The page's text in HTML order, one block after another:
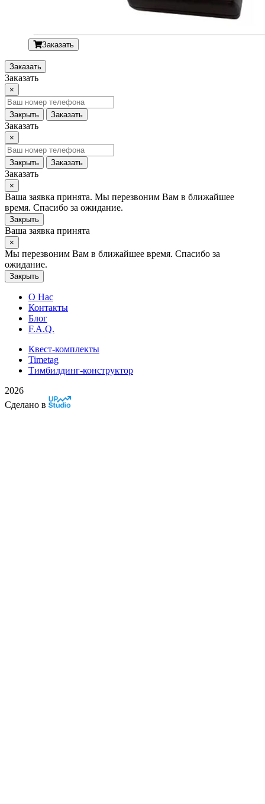
Заказать
Заказать
Заказать
×
Закрыть Заказать
Заказать
×
Закрыть Заказать
Заказать
×
Ваша заявка принята. Мы перезвоним Вам в ближайшее
время. Спасибо за ожидание.
Закрыть
Ваша заявка принята
×
Мы перезвоним Вам в ближайшее время. Спасибо за
ожидание.
Закрыть
О Нас
Контакты
Блог
F.A.Q.
Квест-комплекты
Timetag
Тимбилдинг-конструктор
2026
Сделано в